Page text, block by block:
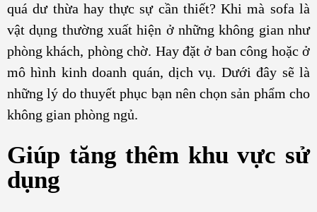
quá dư thừa hay thực sự cần thiết? Khi mà sofa là
vật dụng thường xuất hiện ở những không gian như
phòng khách, phòng chờ. Hay đặt ở ban công hoặc ở
mô hình kinh doanh quán, dịch vụ. Dưới đây sẽ là
những lý do thuyết phục bạn nên chọn sản phẩm cho
không gian phòng ngủ.
Giúp tăng thêm khu vực sử
dụng